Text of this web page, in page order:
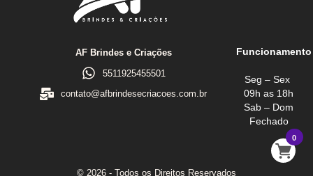
AF Brindes e Criações
5511925455501
contato@afbrindesecriacoes.com.br
Funcionamento
Seg – Sex
09h as 18h
Sab – Dom
Fechado
0
© 2026 - Todos os Direitos Reservados